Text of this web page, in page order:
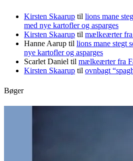
Kirsten Skaarup til lions mane
med nye kartofler og asparges
Kirsten Skaarup til mælkeærter fra
Hanne Aarup til lions mane stegt
nye kartofler og asparges
Scarlet Daniel til mælkeærter fra
Kirsten Skaarup til ovnbagt
Bøger